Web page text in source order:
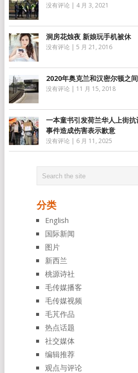
没有评论 | 4 月 3, 2021
洞房花烛夜 新娘玩手机被休
没有评论 | 5 月 21, 2016
2020年奥克兰和汉密尔顿之
没有评论 | 11 月 15, 2018
一本童书引发荷兰华人上街
事件造成伤害表示歉意
没有评论 | 6 月 11, 2025
分类
English
国际新闻
图片
新西兰
桃源诗社
毛传媒播客
毛传媒视频
毛芃作品
热点话题
社交媒体
编辑推荐
观点与评论